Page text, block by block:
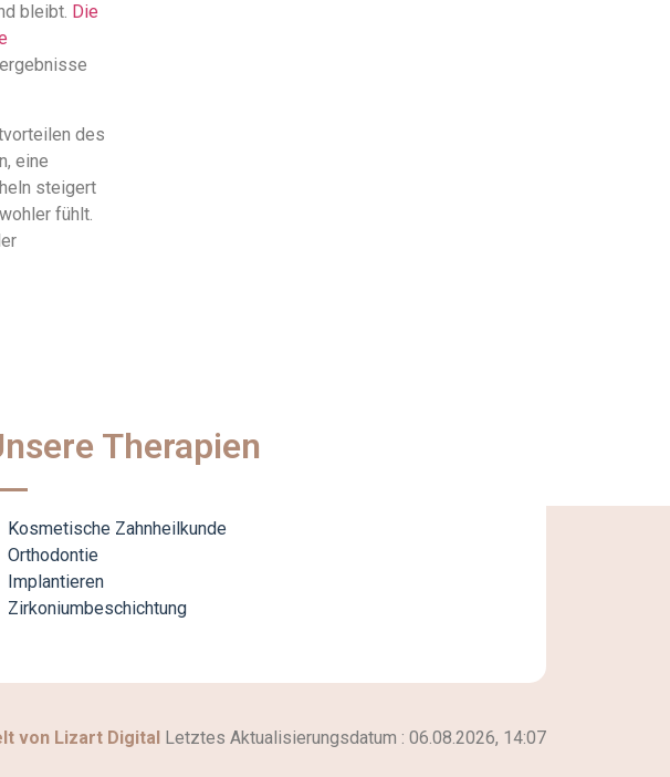
bleibt. Die
des
eine
steigert
fühlt.
Therapien
Kosmetische Zahnheilkunde
Orthodontie
Implantieren
Zirkoniumbeschichtung
von Lizart Digital Letztes Aktualisierungsdatum : 06.08.2026, 14:07